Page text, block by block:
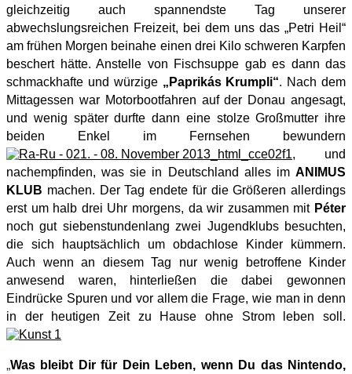
gleichzeitig auch spannendste Tag unserer
abwechslungsreichen Freizeit, bei dem uns das „Petri Heil“
am frühen Morgen beinahe einen drei Kilo schweren Karpfen
beschert hätte. Anstelle von Fischsuppe gab es dann das
schmackhafte und würzige „Paprikás Krumpli“. Nach dem
Mittagessen war Motorbootfahren auf der Donau angesagt,
und wenig später durfte dann eine stolze Großmutter ihre
beiden Enkel im Fernsehen bewundern
, und
nachempfinden, was sie in Deutschland alles im ANIMUS
KLUB machen. Der Tag endete für die Größeren allerdings
erst um halb drei Uhr morgens, da wir zusammen mit Péter
noch gut siebenstundenlang zwei Jugendklubs besuchten,
die sich hauptsächlich um obdachlose Kinder kümmern.
Auch wenn an diesem Tag nur wenig betroffene Kinder
anwesend waren, hinterließen die dabei gewonnen
Eindrücke Spuren und vor allem die Frage, wie man in denn
in der heutigen Zeit zu Hause ohne Strom leben soll.
„Was bleibt Dir für Dein Leben, wenn Du das Nintendo,